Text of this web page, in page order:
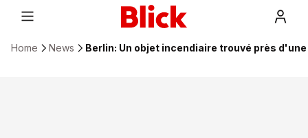
Home News Berlin: Un objet incendiaire trouvé près